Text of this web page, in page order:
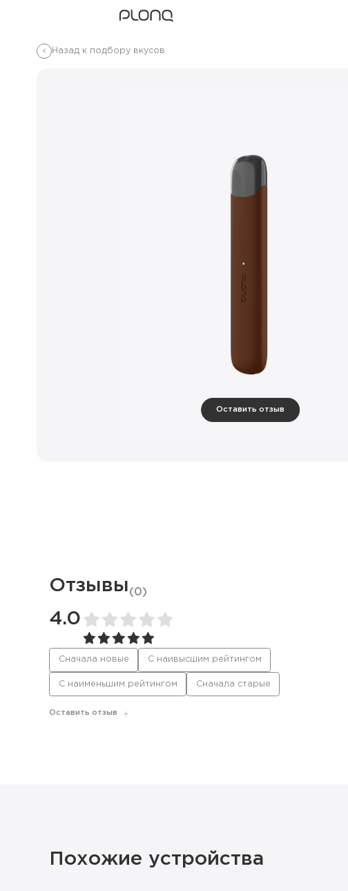
Назад к подбору вкусов
Оставить отзыв
Отзывы (0)
4.0
Сначала новые С наивысшим рейтингом
С наименьшим рейтингом Сначала старые
Оставить отзыв
Похожие устройства